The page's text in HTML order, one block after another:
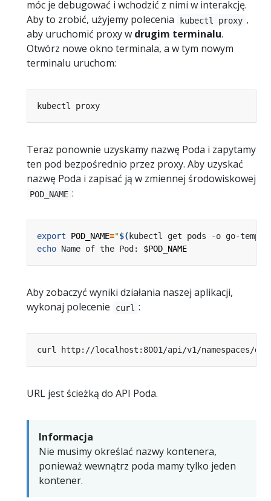
móc je debugować i wchodzić z nimi w interakcję.
Aby to zrobić, użyjemy polecenia
kubectl proxy ,
aby uruchomić proxy w drugim terminalu.
Otwórz nowe okno terminala, a w tym nowym
terminalu uruchom:
Teraz ponownie uzyskamy nazwę Poda i zapytamy
ten pod bezpośrednio przez proxy. Aby uzyskać
nazwę Poda i zapisać ją w zmiennej środowiskowej
POD_NAME :
export POD_NAME="$( kubectl get pods -o go-
echo Name of the Pod: $POD_NAME
Aby zobaczyć wyniki działania naszej aplikacji,
wykonaj polecenie
curl :
curl http://localhost:8001/api/v1/namespaces/
URL jest ścieżką do API Poda.
Informacja
Nie musimy określać nazwy kontenera,
ponieważ wewnątrz poda mamy tylko jeden
kontener.